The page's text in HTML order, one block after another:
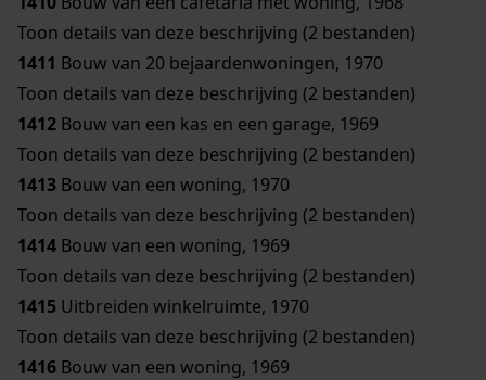
Toon details van deze beschrijving (2 bestanden)
1411 Bouw van 20 bejaardenwoningen, 1970
Toon details van deze beschrijving (2 bestanden)
1412 Bouw van een kas en een garage, 1969
Toon details van deze beschrijving (2 bestanden)
1413 Bouw van een woning, 1970
Toon details van deze beschrijving (2 bestanden)
1414 Bouw van een woning, 1969
Toon details van deze beschrijving (2 bestanden)
1415 Uitbreiden winkelruimte, 1970
Toon details van deze beschrijving (2 bestanden)
1416 Bouw van een woning, 1969